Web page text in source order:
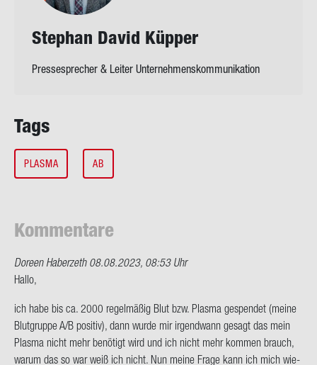
Ste­phan David Küp­per
Pressesprecher & Leiter Unternehmenskommunikation
Tags
PLASMA AB
Kom­men­ta­re
Doreen Haberzeth08.08.2023, 08:53 Uhr
Hallo,
ich habe bis ca. 2000 re­gel­mä­ßig Blut bzw. Plas­ma ge­spen­det (meine
Blut­grup­pe A/B po­si­tiv), dann wurde mir ir­gend­wann ge­sagt das mein
Plas­ma nicht mehr be­nö­tigt wird und ich nicht mehr kom­men brauch,
warum das so war weiß ich nicht. Nun meine Frage kann ich mich wie­